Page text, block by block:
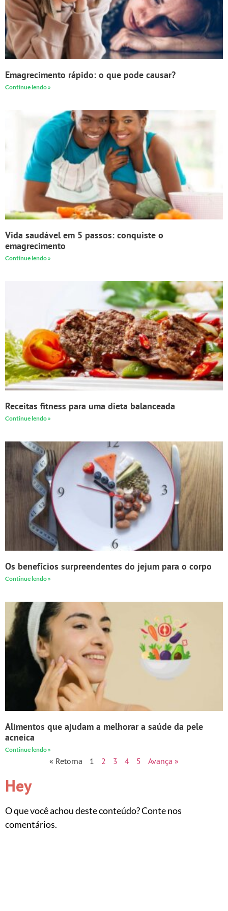
Emagrecimento rápido: o que pode causar?
Continue lendo »
Vida saudável em 5 passos: conquiste o
emagrecimento
Continue lendo »
Receitas fitness para uma dieta balanceada
Continue lendo »
Os benefícios surpreendentes do jejum para o corpo
Continue lendo »
Alimentos que ajudam a melhorar a saúde da pele
acneica
Continue lendo »
« Retorna 1 2 3 4 5 Avança »
Hey
O que você achou deste conteúdo? Conte nos
comentários.